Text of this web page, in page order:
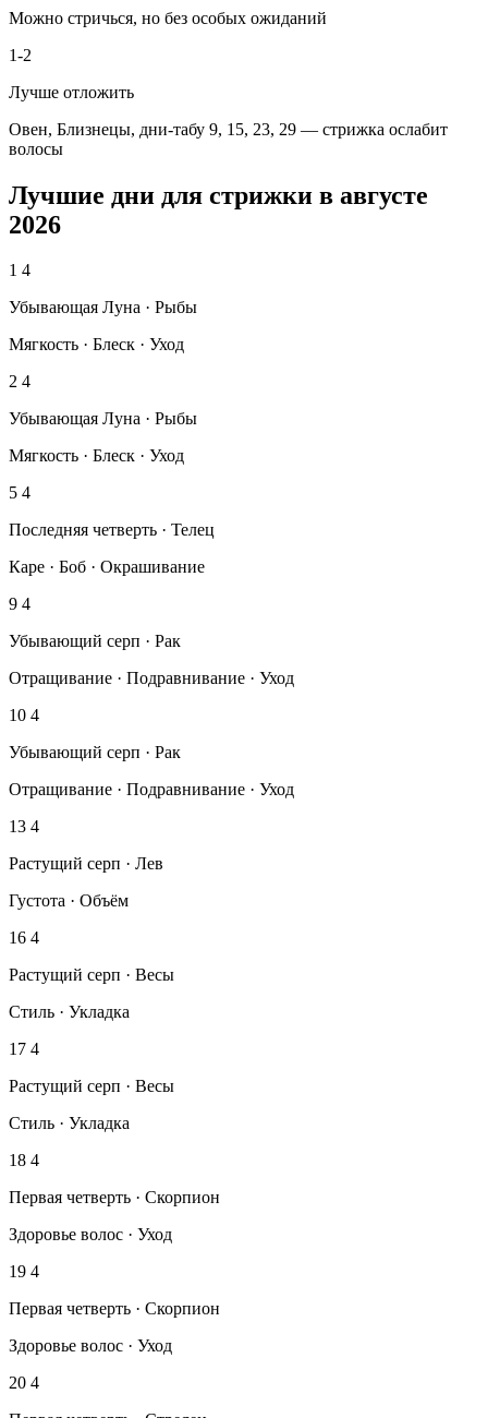
Можно стричься, но без особых ожиданий
1-2
Лучше отложить
Овен, Близнецы, дни-табу 9, 15, 23, 29 — стрижка ослабит
волосы
Лучшие дни для стрижки в августе
2026
1 4
Убывающая Луна · Рыбы
Мягкость · Блеск · Уход
2 4
Убывающая Луна · Рыбы
Мягкость · Блеск · Уход
5 4
Последняя четверть · Телец
Каре · Боб · Окрашивание
9 4
Убывающий серп · Рак
Отращивание · Подравнивание · Уход
10 4
Убывающий серп · Рак
Отращивание · Подравнивание · Уход
13 4
Растущий серп · Лев
Густота · Объём
16 4
Растущий серп · Весы
Стиль · Укладка
17 4
Растущий серп · Весы
Стиль · Укладка
18 4
Первая четверть · Скорпион
Здоровье волос · Уход
19 4
Первая четверть · Скорпион
Здоровье волос · Уход
20 4